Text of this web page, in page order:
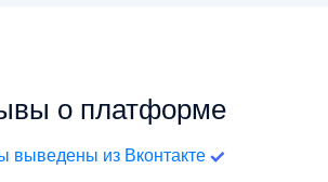
о платформе
выведены из Вконтакте